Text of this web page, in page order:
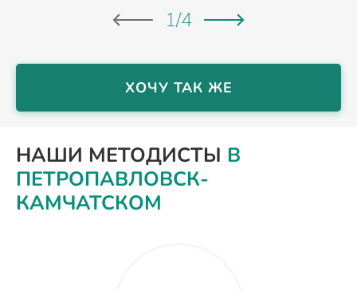
1/4
ХОЧУ ТАК ЖЕ
НАШИ МЕТОДИСТЫ В
ПЕТРОПАВЛОВСК-
КАМЧАТСКОМ